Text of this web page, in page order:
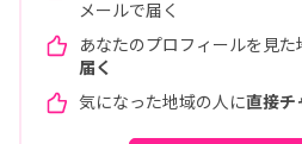
メールで届く
あなたのプロフィールを見た
届く
気になった地域の人に直接チ